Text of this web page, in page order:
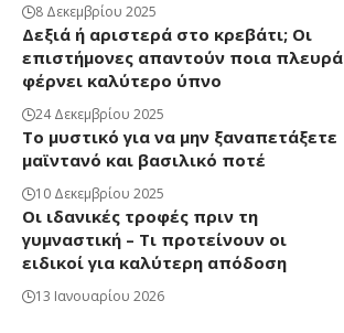
8 Δεκεμβρίου 2025
Δεξιά ή αριστερά στο κρεβάτι; Οι
επιστήμονες απαντούν ποια πλευρά
φέρνει καλύτερο ύπνο
24 Δεκεμβρίου 2025
Το μυστικό για να μην ξαναπετάξετε
μαϊντανό και βασιλικό ποτέ
10 Δεκεμβρίου 2025
Οι ιδανικές τροφές πριν τη
γυμναστική – Τι προτείνουν οι
ειδικοί για καλύτερη απόδοση
13 Ιανουαρίου 2026